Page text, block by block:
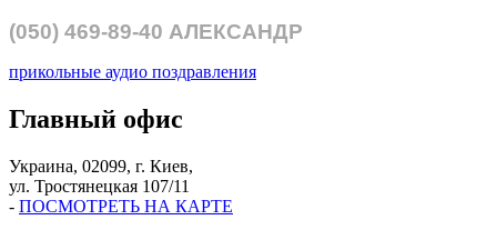
(050) 469-89-40 АЛЕКСАНДР
прикольные аудио поздравления
Главный офис
Украина, 02099, г. Киев,
ул. Тростянецкая 107/11
- ПОСМОТРЕТЬ НА КАРТЕ